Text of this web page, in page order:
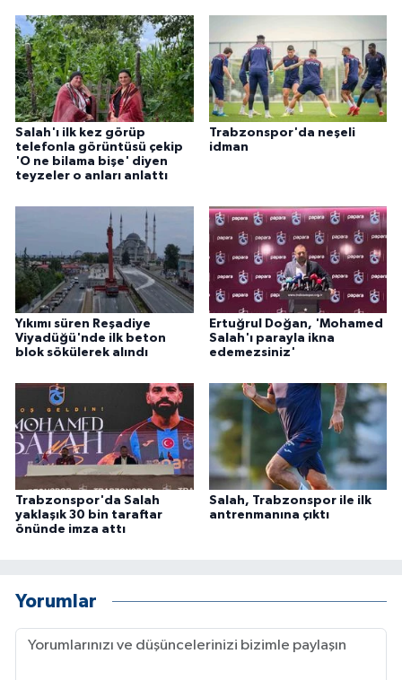
Salah'ı ilk kez görüp
telefonla görüntüsü çekip
'O ne bilama bişe' diyen
teyzeler o anları anlattı
Trabzonspor'da neşeli
idman
Yıkımı süren Reşadiye
Viyadüğü'nde ilk beton
blok sökülerek alındı
Ertuğrul Doğan, 'Mohamed
Salah'ı parayla ikna
edemezsiniz'
Trabzonspor'da Salah
yaklaşık 30 bin taraftar
önünde imza attı
Salah, Trabzonspor ile ilk
antrenmanına çıktı
Yorumlar
Yerel Haberler